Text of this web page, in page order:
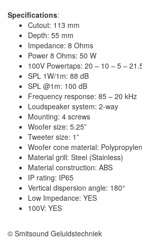
Specifications:
Cutout: 113 mm
Depth: 55 mm
Impedance: 8 Ohms
Power 8 Ohms: 50 W
100V Powertaps: 20 – 10 – 5 –
SPL 1W/1m: 88 dB
SPL @1m: 100 dB
Frequency response: 85 – 20 kHz
Loudspeaker system: 2-way
Mounting: 4 screws
Woofer size: 5.25”
Tweeter size: 1”
Woofer cone material:
Material grill: Steel (Stainless)
Material construction: ABS
IP rating: IP65
Vertical dispersion angle: 180°
Low Impedance: YES
100V: YES
© Smitsound Geluidstechniek